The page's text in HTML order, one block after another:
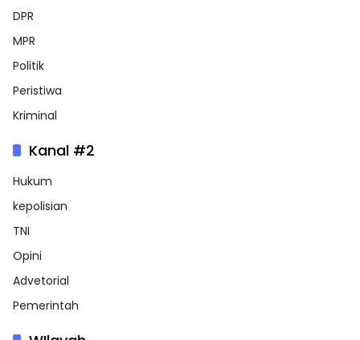
DPR
MPR
Politik
Peristiwa
Kriminal
Kanal #2
Hukum
kepolisian
TNI
Opini
Advetorial
Pemerintah